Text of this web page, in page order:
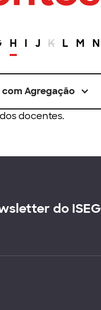
H I J K L M N
Agregação
docentes.
do ISEG